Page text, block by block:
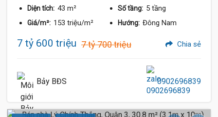
Diện tích: 43 m² Số tầng: 5 tầng
Giá/m²: 153 triệu/m² Hướng: Đông Nam
7 tỷ 600 triệu 7 tỷ 700 triệu Chia sẻ
Bảy BĐS 0902696839